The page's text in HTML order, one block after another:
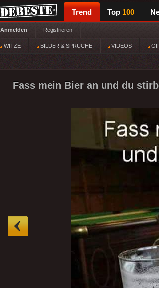
Trend Top 100
Anmelden Registrieren
WITZE BILDER & SPRÜCHE VIDEOS
Fass mein Bier an und du